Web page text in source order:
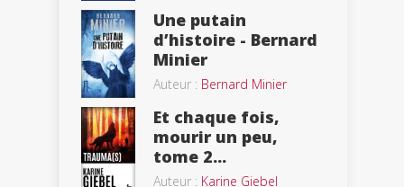
Une putain
d’histoire - Bernard
Minier
Auteur : Bernard Minier
Et chaque fois,
mourir un peu,
tome 2...
Auteur : Karine Giebel